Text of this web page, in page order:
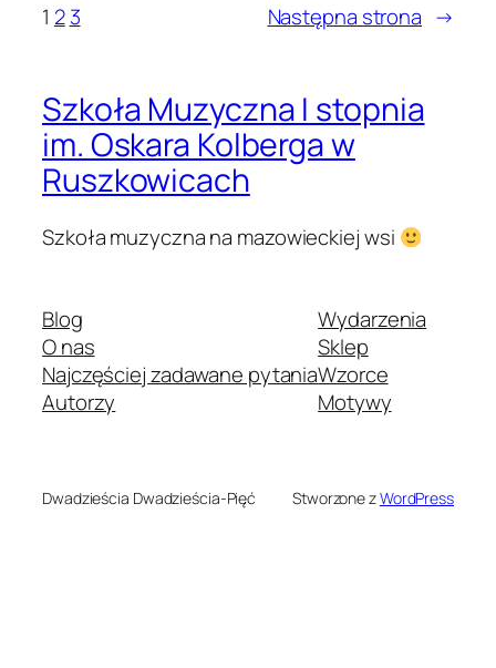
1 2 3 Następna strona →
Szkoła Muzyczna I stopnia
im. Oskara Kolberga w
Ruszkowicach
Szkoła muzyczna na mazowieckiej wsi
Blog
O nas
Najczęściej zadawane pytania
Autorzy
Wydarzenia
Sklep
Wzorce
Motywy
Dwadzieścia Dwadzieścia-Pięć Stworzone zWordPress